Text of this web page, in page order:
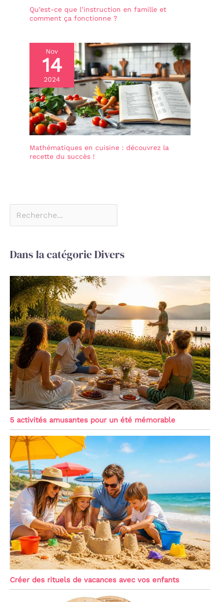
spécial pour un
anniversaire,
enfants et d'autres
occasions
Qu’est-ce que l’instruction en famille et
comment ça fonctionne ?
Nov
14
2024
Mathématiques en cuisine : découvrez la
recette du succès !
Dans la catégorie Divers
5 activités amusantes pour un été mémorable
Créer des rituels de vacances avec vos enfants